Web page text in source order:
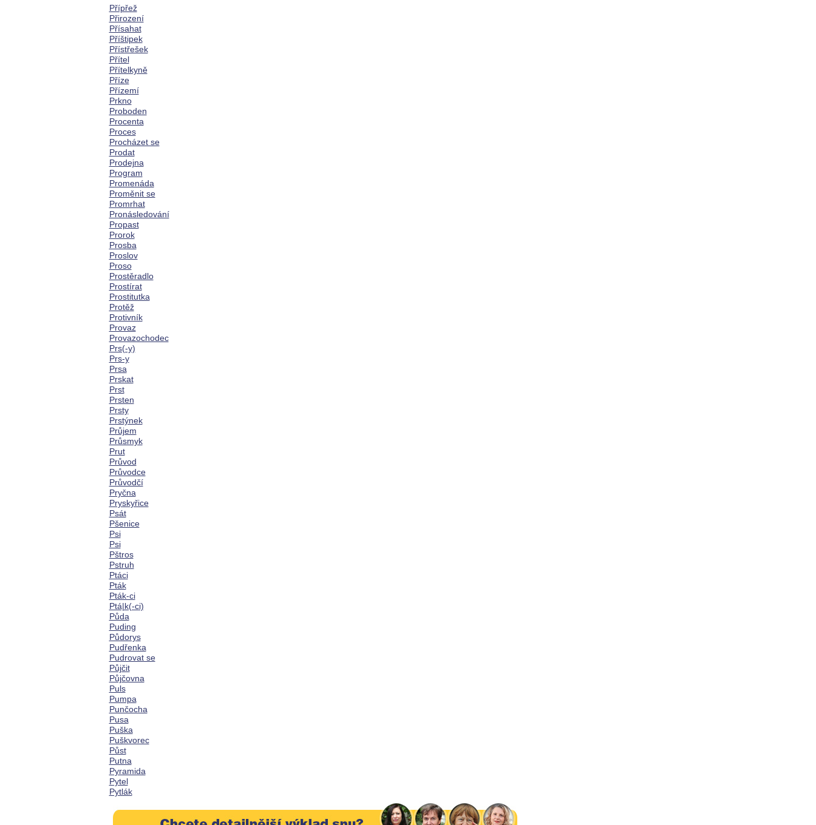
Přípřež
Přirození
Přísahat
Příštipek
Přístřešek
Přítel
Přítelkyně
Příze
Přízemí
Prkno
Proboden
Procenta
Proces
Procházet se
Prodat
Prodejna
Program
Promenáda
Proměnit se
Promrhat
Pronásledování
Propast
Prorok
Prosba
Proslov
Proso
Prostěradlo
Prostírat
Prostitutka
Protěž
Protivník
Provaz
Provazochodec
Prs(-y)
Prs-y
Prsa
Prskat
Prst
Prsten
Prsty
Prstýnek
Průjem
Průsmyk
Prut
Průvod
Průvodce
Průvodčí
Pryčna
Pryskyřice
Psát
Pšenice
Psi
Psi
Pštros
Pstruh
Ptáci
Pták
Pták-ci
Ptá|k(-ci)
Půda
Puding
Půdorys
Pudřenka
Pudrovat se
Půjčit
Půjčovna
Puls
Pumpa
Punčocha
Pusa
Puška
Puškvorec
Půst
Putna
Pyramida
Pytel
Pytlák